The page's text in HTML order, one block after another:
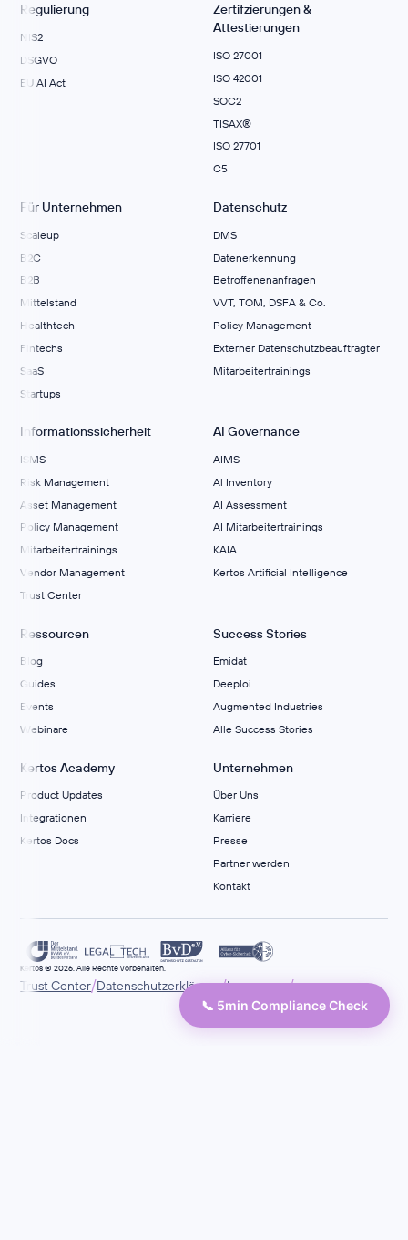
Regulierung
NIS2
DSGVO
EU AI Act
Zertifzierungen &
Attestierungen
ISO 27001
ISO 42001
SOC2
TISAX®
ISO 27701
C5
Für Unternehmen
Scaleup
B2C
B2B
Mittelstand
Healthtech
Fintechs
SaaS
Startups
Datenschutz
DMS
Datenerkennung
Betroffenenanfragen
VVT, TOM, DSFA & Co.
Policy Management
Externer Datenschutzbeauftragter
Mitarbeitertrainings
Informationssicherheit
ISMS
Risk Management
Asset Management
Policy Management
Mitarbeitertrainings
Vendor Management
Trust Center
AI Governance
AIMS
Al Inventory
AI Assessment
AI Mitarbeitertrainings
KAIA
Kertos Artificial Intelligence
Ressourcen
Blog
Guides
Events
Webinare
Success Stories
Emidat
Deeploi
Augmented Industries
Alle Success Stories
Kertos Academy
Product Updates
Integrationen
Kertos Docs
Unternehmen
Über Uns
Karriere
Presse
Partner werden
Kontakt
Kertos © 2026. Alle Rechte vorbehalten.
Trust Center/Datenschutzerklärung/Impressum/
📞 5min Compliance Check